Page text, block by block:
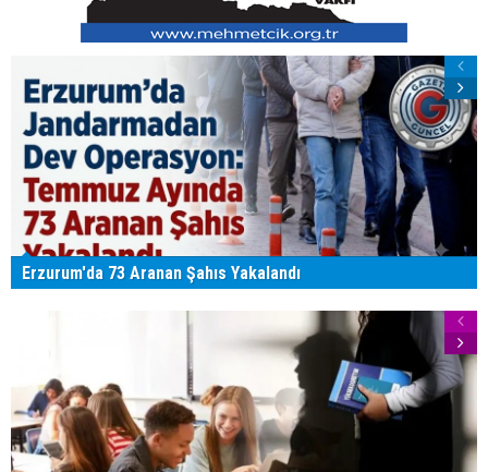
Erzurum'da 73 Aranan Şahıs Yakalandı